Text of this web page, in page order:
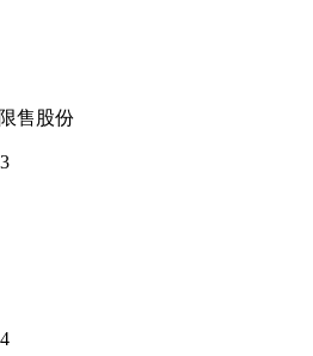
售股份